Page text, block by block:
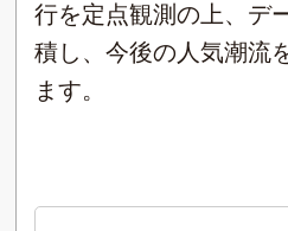
行を定点観測の上、デ
積し、今後の人気潮流
ます。